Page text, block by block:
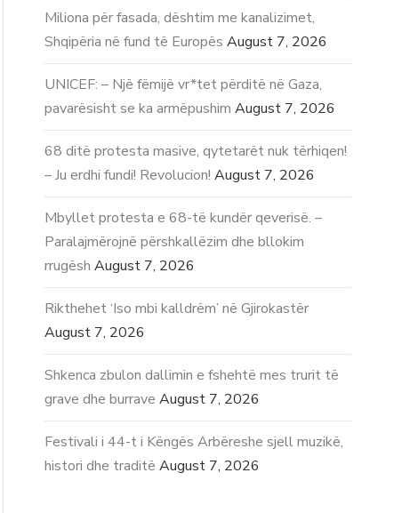
Miliona për fasada, dështim me kanalizimet,
Shqipëria në fund të Europës August 7, 2026
UNICEF: – Një fëmijë vr*tet përditë në Gaza,
pavarësisht se ka armëpushim August 7, 2026
68 ditë protesta masive, qytetarët nuk tërhiqen!
– Ju erdhi fundi! Revolucion! August 7, 2026
Mbyllet protesta e 68-të kundër qeverisë. –
Paralajmërojnë përshkallëzim dhe bllokim
rrugësh August 7, 2026
Rikthehet ‘Iso mbi kalldrëm’ në Gjirokastër
August 7, 2026
Shkenca zbulon dallimin e fshehtë mes trurit të
grave dhe burrave August 7, 2026
Festivali i 44-t i Këngës Arbëreshe sjell muzikë,
histori dhe traditë August 7, 2026